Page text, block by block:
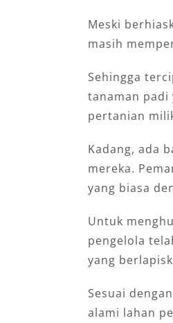
Meski
masih
Sehingga
tanaman padi
pertanian
Kadang, ada
mereka.
yang biasa
Untuk
pengelola
yang
Sesuai
alami lahan